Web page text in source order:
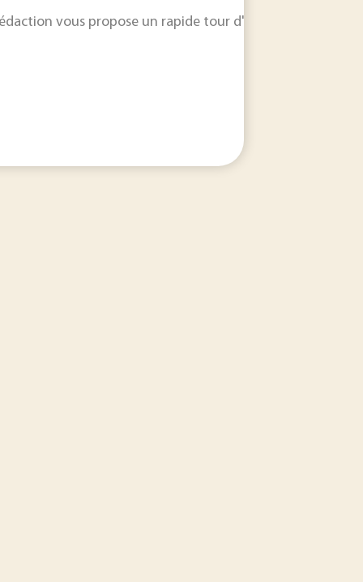
dans les jours et les semaines à venir.
les informations qui feront l'actualité industrielle dans
vous propose un rapide tour d'horizon sur les
au cœur du risque industriel. Les attaques...
SCAF semble embourbé. Seule lueur d’espoir